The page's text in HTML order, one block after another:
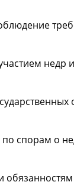
недр
по спорам о